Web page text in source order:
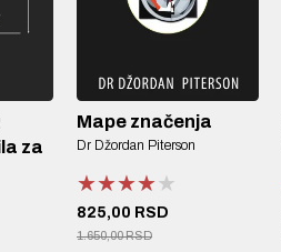
za
Mape značenja
Dr Džordan Piterson
★★★★★
★★★★★
★★★★★
825,00 RSD
1.650,00 RSD